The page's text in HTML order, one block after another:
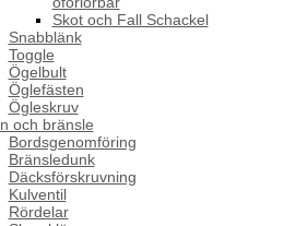
Skot och Fall Schackel
Snabblänk
Toggle
Ögelbult
Öglefästen
Ögleskruv
och bränsle
Bordsgenomföring
Bränsledunk
Däcksförskruvning
Kulventil
Rördelar